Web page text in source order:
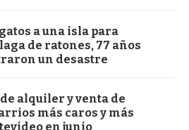
a una isla para
de ratones, 77 años
un desastre
alquiler y venta de
más caros y más
en junio